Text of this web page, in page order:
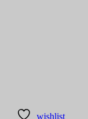
wishlist